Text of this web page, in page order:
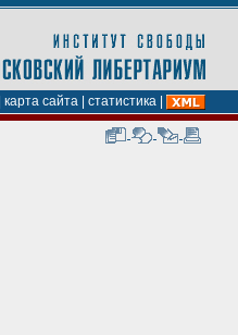
карта сайта статистика